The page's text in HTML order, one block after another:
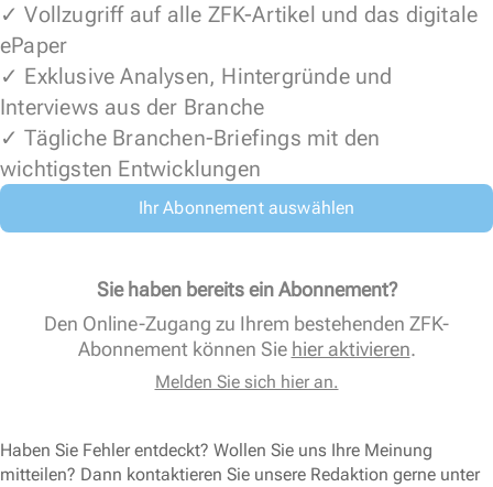
✓ Vollzugriff auf alle ZFK-Artikel und das digitale
ePaper
✓ Exklusive Analysen, Hintergründe und
Interviews aus der Branche
✓ Tägliche Branchen-Briefings mit den
wichtigsten Entwicklungen
Ihr Abonnement auswählen
Sie haben bereits ein Abonnement?
Den Online-Zugang zu Ihrem bestehenden ZFK-
Abonnement können Sie hier aktivieren.
Melden Sie sich hier an.
Haben Sie Fehler entdeckt? Wollen Sie uns Ihre Meinung
mitteilen? Dann kontaktieren Sie unsere Redaktion gerne unter